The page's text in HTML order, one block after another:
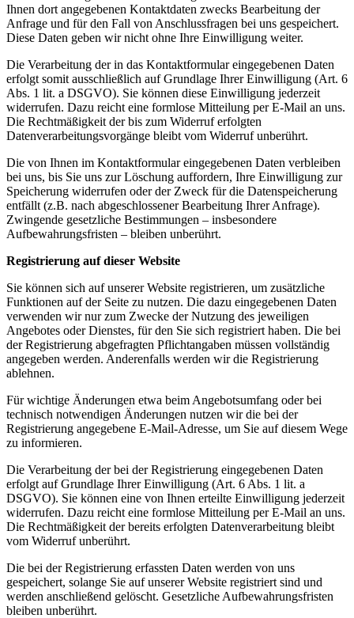
Ihnen dort angegebenen Kontaktdaten zwecks Bearbeitung der
Anfrage und für den Fall von Anschlussfragen bei uns gespeichert.
Diese Daten geben wir nicht ohne Ihre Einwilligung weiter.
Die Verarbeitung der in das Kontaktformular eingegebenen Daten
erfolgt somit ausschließlich auf Grundlage Ihrer Einwilligung (Art. 6
Abs. 1 lit. a DSGVO). Sie können diese Einwilligung jederzeit
widerrufen. Dazu reicht eine formlose Mitteilung per E-Mail an uns.
Die Rechtmäßigkeit der bis zum Widerruf erfolgten
Datenverarbeitungsvorgänge bleibt vom Widerruf unberührt.
Die von Ihnen im Kontaktformular eingegebenen Daten verbleiben
bei uns, bis Sie uns zur Löschung auffordern, Ihre Einwilligung zur
Speicherung widerrufen oder der Zweck für die Datenspeicherung
entfällt (z.B. nach abgeschlossener Bearbeitung Ihrer Anfrage).
Zwingende gesetzliche Bestimmungen – insbesondere
Aufbewahrungsfristen – bleiben unberührt.
Registrierung auf dieser Website
Sie können sich auf unserer Website registrieren, um zusätzliche
Funktionen auf der Seite zu nutzen. Die dazu eingegebenen Daten
verwenden wir nur zum Zwecke der Nutzung des jeweiligen
Angebotes oder Dienstes, für den Sie sich registriert haben. Die bei
der Registrierung abgefragten Pflichtangaben müssen vollständig
angegeben werden. Anderenfalls werden wir die Registrierung
ablehnen.
Für wichtige Änderungen etwa beim Angebotsumfang oder bei
technisch notwendigen Änderungen nutzen wir die bei der
Registrierung angegebene E-Mail-Adresse, um Sie auf diesem Wege
zu informieren.
Die Verarbeitung der bei der Registrierung eingegebenen Daten
erfolgt auf Grundlage Ihrer Einwilligung (Art. 6 Abs. 1 lit. a
DSGVO). Sie können eine von Ihnen erteilte Einwilligung jederzeit
widerrufen. Dazu reicht eine formlose Mitteilung per E-Mail an uns.
Die Rechtmäßigkeit der bereits erfolgten Datenverarbeitung bleibt
vom Widerruf unberührt.
Die bei der Registrierung erfassten Daten werden von uns
gespeichert, solange Sie auf unserer Website registriert sind und
werden anschließend gelöscht. Gesetzliche Aufbewahrungsfristen
bleiben unberührt.